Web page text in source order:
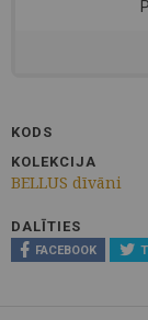
KODS
KOLEKCIJA
BELLUS dīvāni
DALĪTIES
FACEBOOK